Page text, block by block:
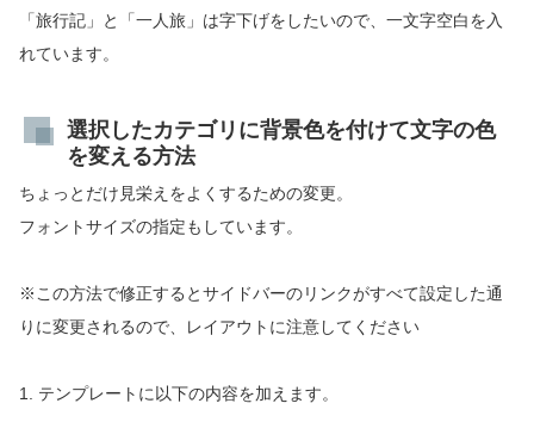
「旅行記」と「一人旅」は字下げをしたいので、一文字空白を入
れています。
選択したカテゴリに背景色を付けて文字の色
を変える方法
ちょっとだけ見栄えをよくするための変更。
フォントサイズの指定もしています。
※この方法で修正するとサイドバーのリンクがすべて設定した通
りに変更されるので、レイアウトに注意してください
1. テンプレートに以下の内容を加えます。